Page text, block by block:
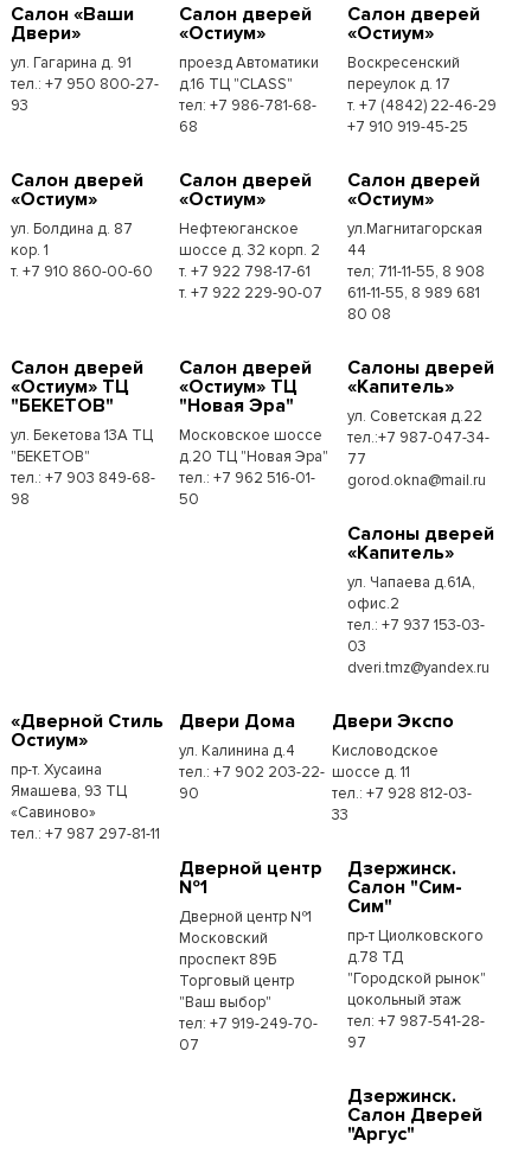
Cалон «Ваши
Двери»
ул. Гагарина д. 91
тел.: +7 950 800-27-
93
Cалон дверей
«Остиум»
проезд Автоматики
д.16 ТЦ "CLASS"
тел: +7 986-781-68-
68
Cалон дверей
«Остиум»
Воскресенский
переулок д. 17
т. +7 (4842) 22-46-29
+7 910 919-45-25
Cалон дверей
«Остиум»
ул. Болдина д. 87
кор. 1
т. +7 910 860-00-60
Cалон дверей
«Остиум»
Нефтеюганское
шоссе д. 32 корп. 2
т. +7 922 798-17-61
т. +7 922 229-90-07
Cалон дверей
«Остиум»
ул.Магнитагорская
44
тел; 711-11-55, 8 908
611-11-55, 8 989 681
80 08
Cалон дверей
«Остиум» ТЦ
"БЕКЕТОВ"
ул. Бекетова 13А ТЦ
"БЕКЕТОВ"
тел.: +7 903 849-68-
98
Cалон дверей
«Остиум» ТЦ
"Новая Эра"
Московское шоссе
д.20 ТЦ "Новая Эра"
тел.: +7 962 516-01-
50
Cалоны дверей
«Капитель»
ул. Советская д.22
тел.:+7 987-047-34-
77
gorod.okna@mail.ru
Cалоны дверей
«Капитель»
ул. Чапаева д.61А,
офис.2
тел.: +7 937 153-03-
03
dveri.tmz@yandex.ru
«Дверной Стиль
Остиум»
пр-т. Хусаина
Ямашева, 93 ТЦ
«Савиново»
тел.: +7 987 297-81-11
Двери Дома
ул. Калинина д.4
тел.: +7 902 203-22-
90
Двери Экспо
Кисловодское
шоссе д. 11
тел.: +7 928 812-03-
33
Дверной центр
№1
Дверной центр №1
Московский
проспект 89Б
Торговый центр
"Ваш выбор"
тел: +7 919-249-70-
07
Дзержинск.
Салон "Сим-
Сим"
пр-т Циолковского
д.78 ТД
"Городской рынок"
цокольный этаж
тел: +7 987-541-28-
97
Дзержинск.
Салон Дверей
"Аргус"